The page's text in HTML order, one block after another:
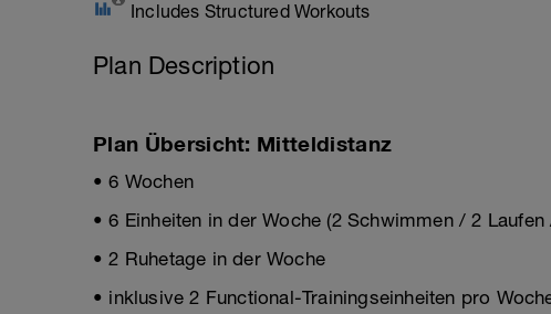
Includes Structured Workouts
Plan Description
Plan Übersicht: Mitteldistanz
• 6 Wochen
• 6 Einheiten in der Woche (2 Schwimmen / 2 Laufen
• 2 Ruhetage in der Woche
• inklusive 2 Functional-Trainingseinheiten pro